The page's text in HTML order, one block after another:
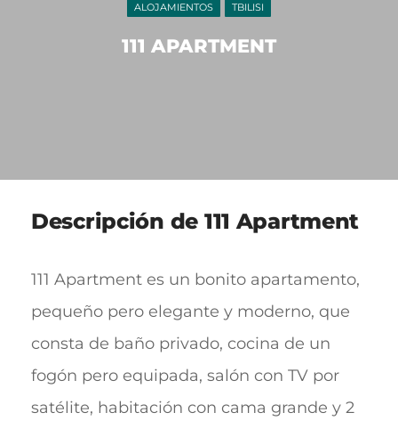
ALOJAMIENTOS TBILISI
111 APARTMENT
Descripción de 111 Apartment
111 Apartment es un bonito apartamento,
pequeño pero elegante y moderno, que
consta de baño privado, cocina de un
fogón pero equipada, salón con TV por
satélite, habitación con cama grande y 2